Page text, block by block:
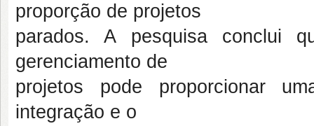
proporção de projetos
parados. A pesquisa conclui
gerenciamento de
projetos pode proporcionar
integração e o